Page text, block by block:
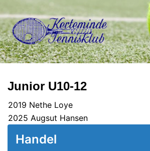
Junior U10-12
2019 Nethe Loye
2025 Augsut Hansen
Handel